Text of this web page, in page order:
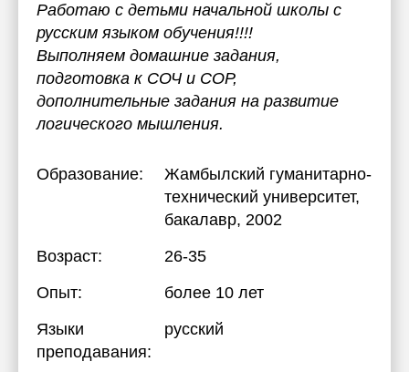
Работаю с детьми начальной школы с
русским языком обучения!!!!
Выполняем домашние задания,
подготовка к СОЧ и СОР,
дополнительные задания на развитие
логического мышления.
Образование:
Жамбылский гуманитарно-
технический университет,
бакалавр, 2002
Возраст:
26-35
Опыт:
более 10 лет
Языки
преподавания:
русский